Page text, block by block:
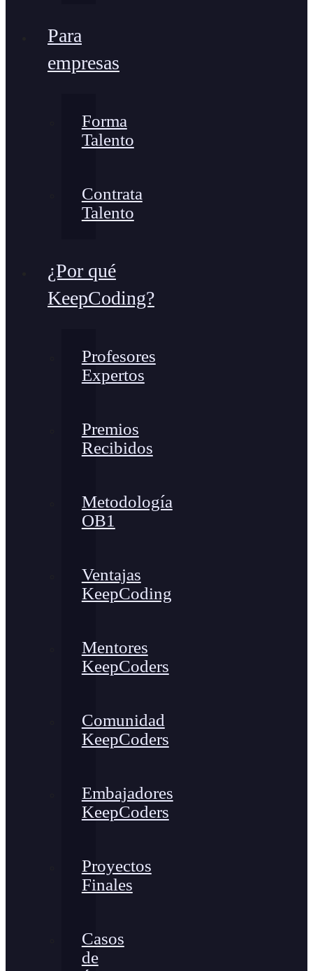
Para
empresas
Forma
Talento
Contrata
Talento
¿Por qué
KeepCoding?
Profesores
Expertos
Premios
Recibidos
Metodología
OB1
Ventajas
KeepCoding
Mentores
KeepCoders
Comunidad
KeepCoders
Embajadores
KeepCoders
Proyectos
Finales
Casos
de